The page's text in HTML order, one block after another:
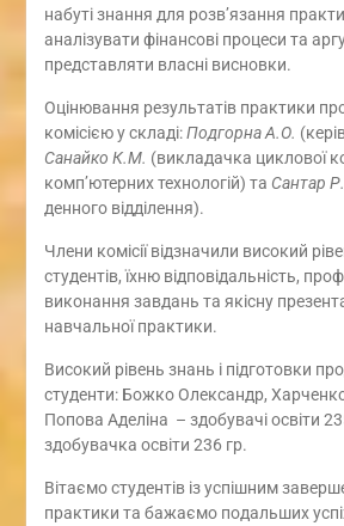
набуті знання для розв’язання
аналізувати фінансові процеси та
представляти власні висновки.
Оцінювання результатів практики
комісією у складі:Подгорна А.О.
Санайко К.М. (викладачка циклової
комп’ютерних технологій) та Сантар
денного відділення).
Члени комісії відзначили високий
студентів, їхню відповідальність,
виконання завдань та якісну
навчальної практики.
Високий рівень знань і підготовки
студенти: Божко Олександр,
Попова Аделіна – здобувачі освіти
здобувачка освіти 236 гр.
Вітаємо студентів із успішним
практики та бажаємо подальших